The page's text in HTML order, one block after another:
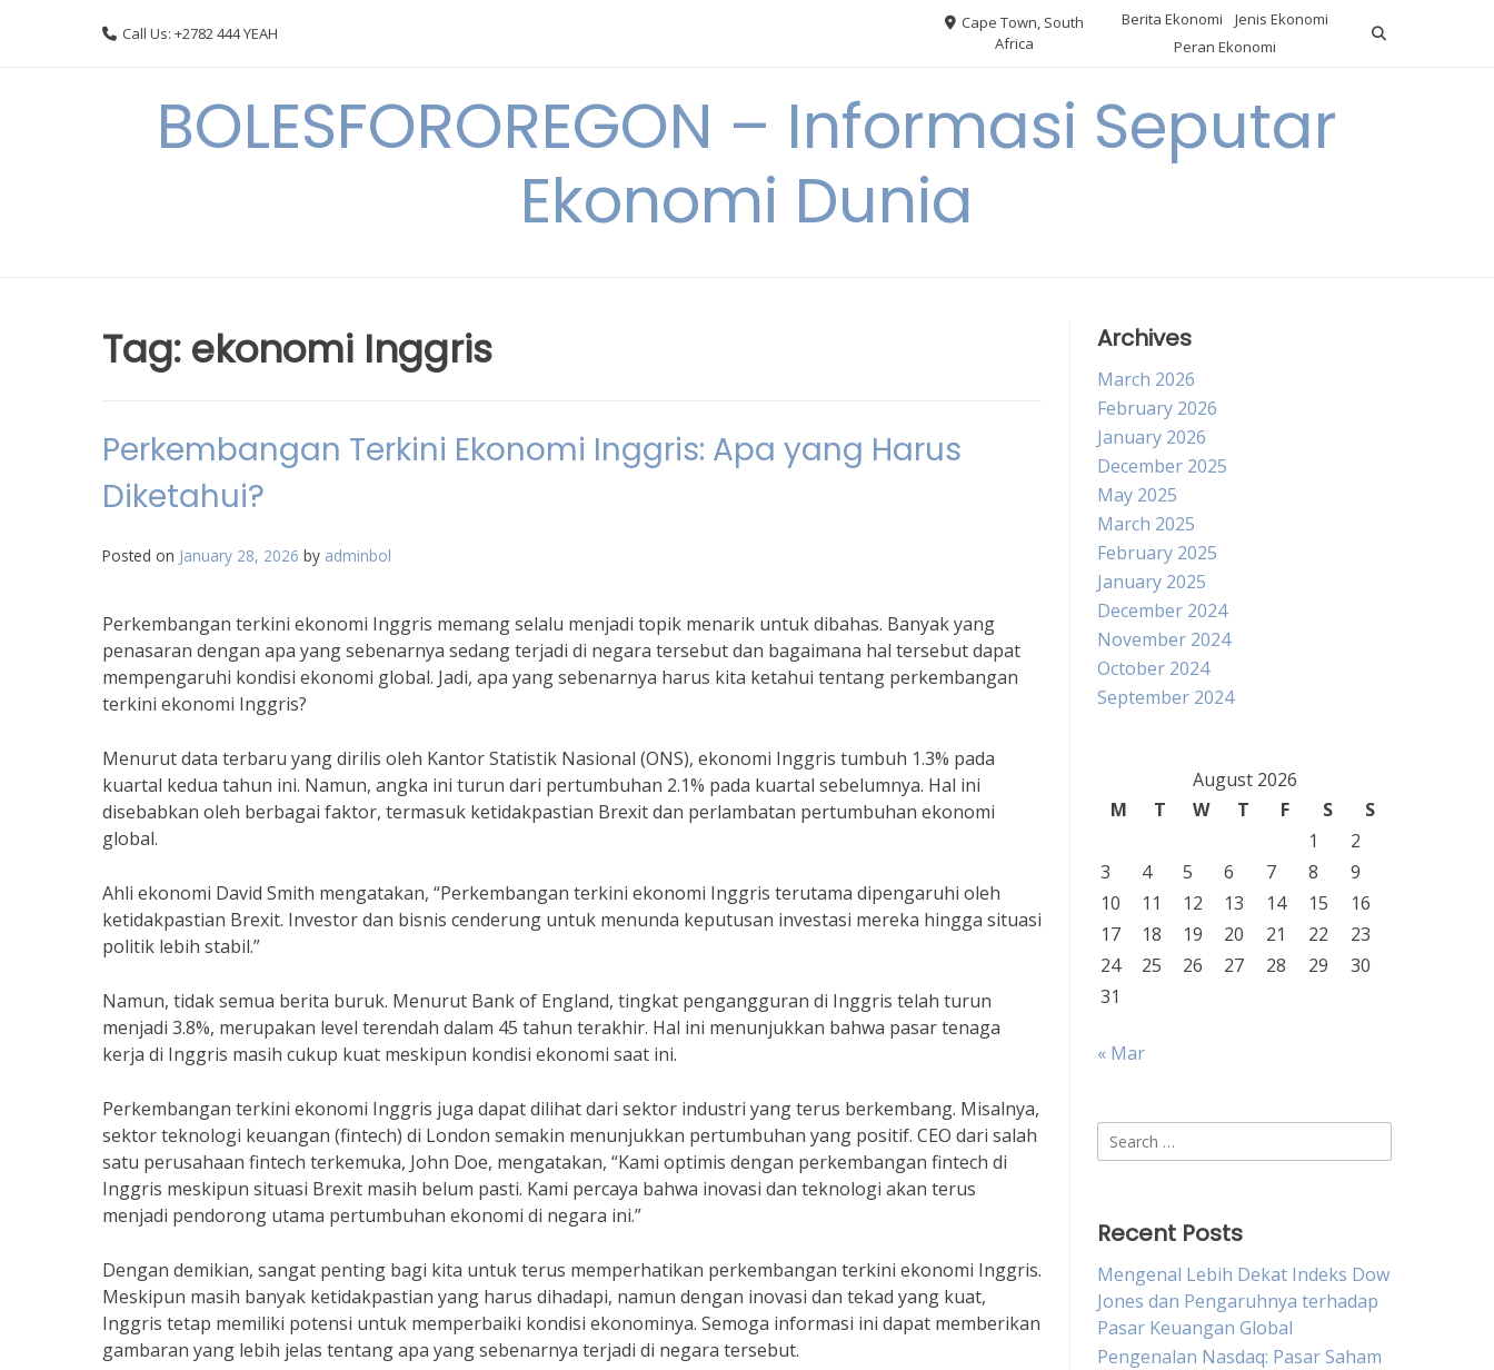
Call Us: +2782 444 YEAH
Cape Town, South
Africa
Berita Ekonomi
Jenis Ekonomi
Peran Ekonomi
BOLESFOROREGON – Informasi Seputar
Ekonomi Dunia
Tag: ekonomi Inggris
Perkembangan Terkini Ekonomi Inggris: Apa yang Harus
Diketahui?
Posted on January 28, 2026 by adminbol
Perkembangan terkini ekonomi Inggris memang selalu menjadi topik menarik untuk dibahas. Banyak yang
penasaran dengan apa yang sebenarnya sedang terjadi di negara tersebut dan bagaimana hal tersebut dapat
mempengaruhi kondisi ekonomi global. Jadi, apa yang sebenarnya harus kita ketahui tentang perkembangan
terkini ekonomi Inggris?
Menurut data terbaru yang dirilis oleh Kantor Statistik Nasional (ONS), ekonomi Inggris tumbuh 1.3% pada
kuartal kedua tahun ini. Namun, angka ini turun dari pertumbuhan 2.1% pada kuartal sebelumnya. Hal ini
disebabkan oleh berbagai faktor, termasuk ketidakpastian Brexit dan perlambatan pertumbuhan ekonomi
global.
Ahli ekonomi David Smith mengatakan, “Perkembangan terkini ekonomi Inggris terutama dipengaruhi oleh
ketidakpastian Brexit. Investor dan bisnis cenderung untuk menunda keputusan investasi mereka hingga situasi
politik lebih stabil.”
Namun, tidak semua berita buruk. Menurut Bank of England, tingkat pengangguran di Inggris telah turun
menjadi 3.8%, merupakan level terendah dalam 45 tahun terakhir. Hal ini menunjukkan bahwa pasar tenaga
kerja di Inggris masih cukup kuat meskipun kondisi ekonomi saat ini.
Perkembangan terkini ekonomi Inggris juga dapat dilihat dari sektor industri yang terus berkembang. Misalnya,
sektor teknologi keuangan (fintech) di London semakin menunjukkan pertumbuhan yang positif. CEO dari salah
satu perusahaan fintech terkemuka, John Doe, mengatakan, “Kami optimis dengan perkembangan fintech di
Inggris meskipun situasi Brexit masih belum pasti. Kami percaya bahwa inovasi dan teknologi akan terus
menjadi pendorong utama pertumbuhan ekonomi di negara ini.”
Dengan demikian, sangat penting bagi kita untuk terus memperhatikan perkembangan terkini ekonomi Inggris.
Meskipun masih banyak ketidakpastian yang harus dihadapi, namun dengan inovasi dan tekad yang kuat,
Inggris tetap memiliki potensi untuk memperbaiki kondisi ekonominya. Semoga informasi ini dapat memberikan
gambaran yang lebih jelas tentang apa yang sebenarnya terjadi di negara tersebut.
Archives
March 2026
February 2026
January 2026
December 2025
May 2025
March 2025
February 2025
January 2025
December 2024
November 2024
October 2024
September 2024
August 2026
M
T W T F S
S
1
2
3
4 5 6 7 8
9
10
11 12 13 14 15
16
17
18 19 20 21 22
23
24
25 26 27 28 29
30
31
« Mar
Search
for:
Recent Posts
Mengenal Lebih Dekat Indeks Dow
Jones dan Pengaruhnya terhadap
Pasar Keuangan Global
Pengenalan Nasdaq: Pasar Saham